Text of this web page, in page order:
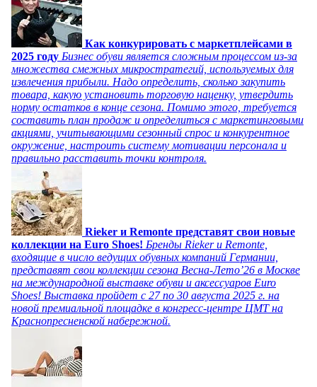
Как конкурировать с маркетплейсами в
2025 году Бизнес обуви является сложным процессом из-за
множества смежных микростратегий, используемых для
извлечения прибыли. Надо определить, сколько закупить
товара, какую установить торговую наценку, утвердить
норму остатков в конце сезона. Помимо этого, требуется
составить план продаж и определиться с маркетинговыми
акциями, учитывающими сезонный спрос и конкурентное
окружение, настроить систему мотивации персонала и
правильно расставить точки контроля.
Rieker и Remonte представят свои новые
коллекции на Euro Shoes! Бренды Rieker и Remonte,
входящие в число ведущих обувных компаний Германии,
представят свои коллекции сезона Весна-Лето’26 в Москве
на международной выставке обуви и аксессуаров Euro
Shoes! Выставка пройдет c 27 по 30 августа 2025 г. на
новой премиальной площадке в конгресс-центре ЦМТ на
Краснопресненской набережной.